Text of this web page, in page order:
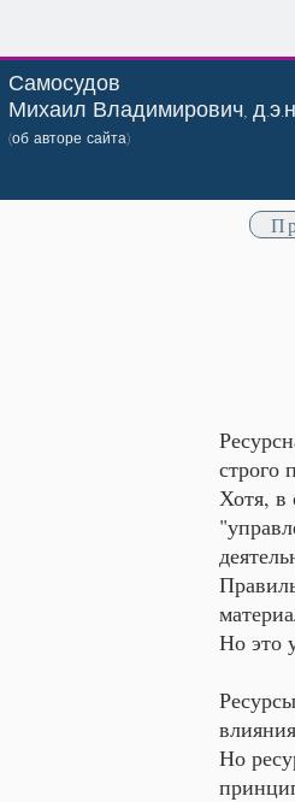
Самосудов
Михаил Владимирович, д.э.н.
(об авторе сайта)
строго
Хотя, в
Но это
Но